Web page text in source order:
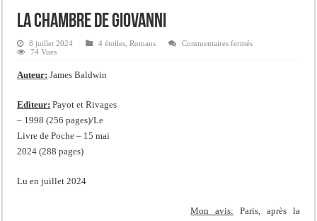
La chambre de Giovanni
8 juillet 2024 4 étoiles ,Romans Commentaires ferméssur
74 Vues
Auteur: James Baldwin
Editeur: Payot et Rivages
– 1998 (256 pages)/Le
Livre de Poche – 15 mai
2024 (288 pages)
Lu en juillet 2024
Mon avis: Paris, après la